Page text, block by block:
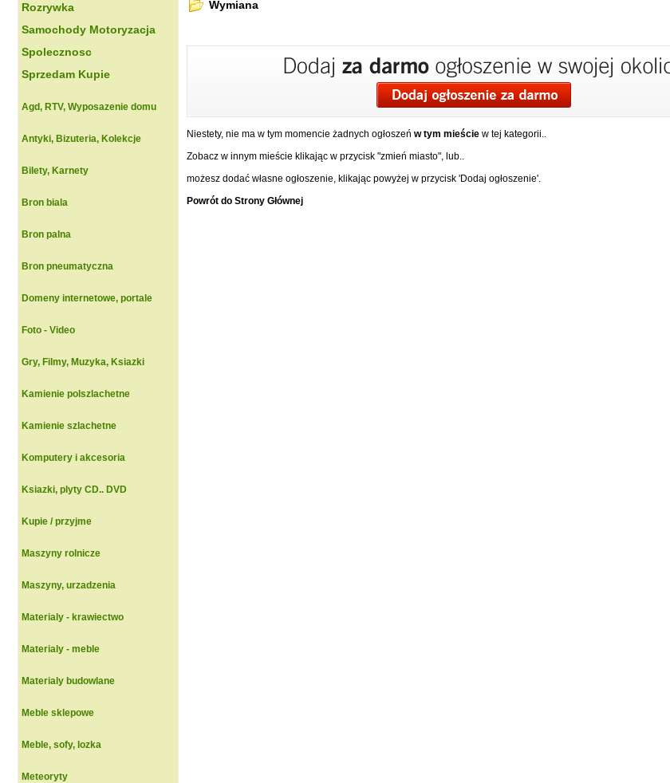
Rozrywka
Samochody Motoryzacja
Spolecznosc
Sprzedam Kupie
Agd, RTV, Wyposazenie domu
Antyki, Bizuteria, Kolekcje
Bilety, Karnety
Bron biala
Bron palna
Bron pneumatyczna
Domeny internetowe, portale
Foto - Video
Gry, Filmy, Muzyka, Ksiazki
Kamienie polszlachetne
Kamienie szlachetne
Komputery i akcesoria
Ksiazki, plyty CD.. DVD
Kupie / przyjme
Maszyny rolnicze
Maszyny, urzadzenia
Materialy - krawiectwo
Materialy - meble
Materialy budowlane
Meble sklepowe
Meble, sofy, lozka
Meteoryty
Wymiana
Niestety, nie ma w tym momencie żadnych ogłoszeń w tym mieście w tej kategorii..
Zobacz w innym mieście klikając w przycisk "zmień miasto", lub..
możesz dodać własne ogłoszenie, klikając powyżej w przycisk 'Dodaj ogłoszenie'.
Powrót do Strony Głównej